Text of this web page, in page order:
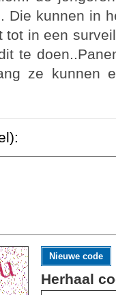
Die kunnen in
tot in een
te
ze kunnen
Nieuwe code
Herhaal